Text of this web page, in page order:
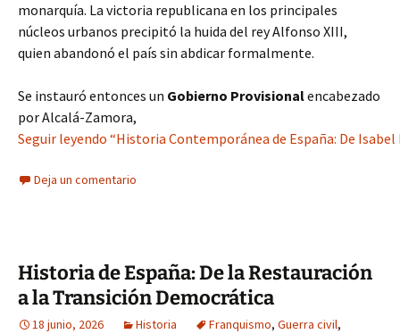
monarquía. La victoria republicana en los principales
núcleos urbanos precipitó la huida del rey Alfonso XIII,
quien abandonó el país sin abdicar formalmente.
Se instauró entonces un Gobierno Provisionalencabezado
por Alcalá-Zamora,
Seguir leyendo “Historia Contemporánea de España: De Isabel
Deja un comentario
Historia de España: De la Restauración
a la Transición Democrática
18 junio, 2026 Historia Franquismo, Guerra civil,